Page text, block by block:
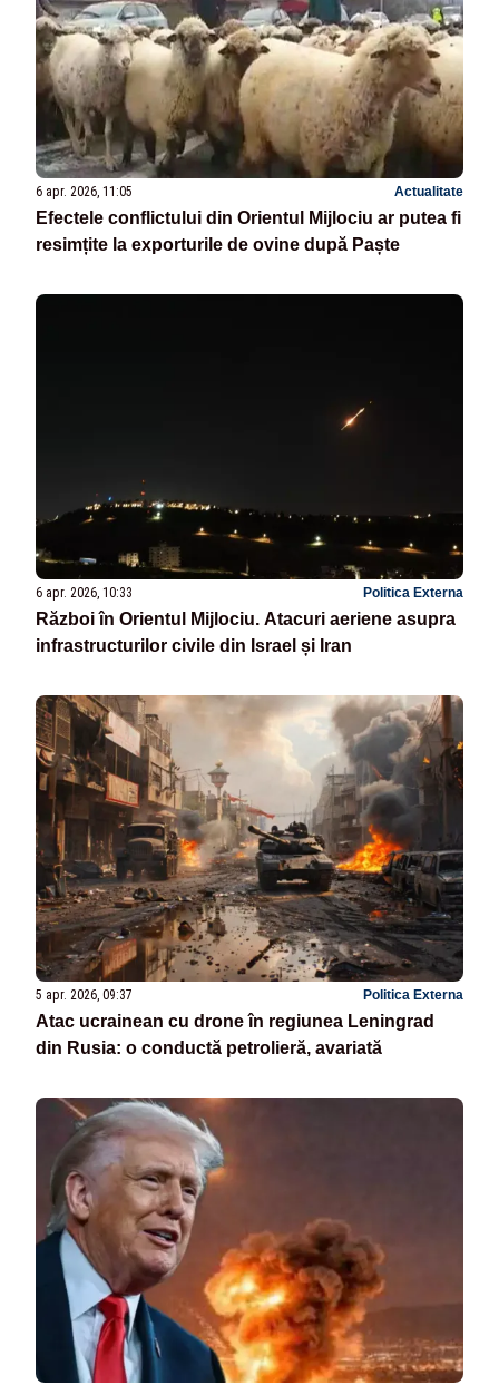
6 apr. 2026, 11:05 Actualitate
Efectele conflictului din Orientul Mijlociu ar putea fi
resimțite la exporturile de ovine după Paște
6 apr. 2026, 10:33 Politica Externa
Război în Orientul Mijlociu. Atacuri aeriene asupra
infrastructurilor civile din Israel și Iran
5 apr. 2026, 09:37 Politica Externa
Atac ucrainean cu drone în regiunea Leningrad
din Rusia: o conductă petrolieră, avariată